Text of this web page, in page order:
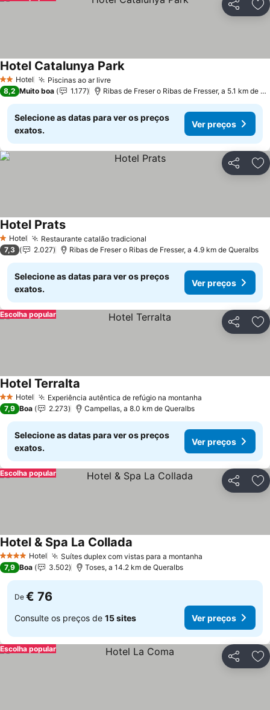
Partilhar
2 Estrelas
Hotel Piscinas ao ar livreVer preços
Hotel Catalunya ParkVer preços
8,2 Muito boa 1.177 Ribas de Freser o Ribas de Fresser, a 5.1 km de
Selecione as datas para ver os preços
exatos.
Ver preços
Partilhar
1 Estrelas
Hotel Restaurante catalão tradicional
Hotel PratsVer preços
7,3 2.027 Ribas de Freser o Ribas de Fresser, a 4.9 km de Queralbs
Selecione as datas para ver os preços
exatos.
Ver preços
Partilhar
Escolha popular
2 Estrelas
Hotel Experiência autêntica de refúgio na montanha
Hotel Terralta
7,9 Boa 2.273 Campellas, a 8.0 km de Queralbs
Selecione as datas para ver os preços
exatos.
Ver preços
Partilhar
Escolha popular
4 EstrelasHotel Suítes duplex com vistas para a montanha
Hotel & Spa La Collada
7,9 Boa 3.502 Toses, a 14.2 km de Queralbs
De € 76
Consulte os preços de 15 sites Ver preços
Partilhar
Escolha popular